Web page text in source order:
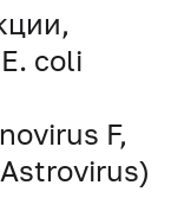
coli
F,